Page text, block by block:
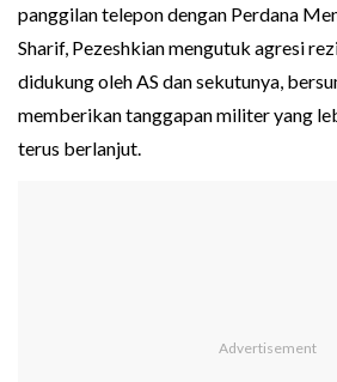
panggilan telepon dengan Perdana
Sharif, Pezeshkian mengutuk agresi
didukung oleh AS dan sekutunya,
memberikan tanggapan militer yang
terus berlanjut.